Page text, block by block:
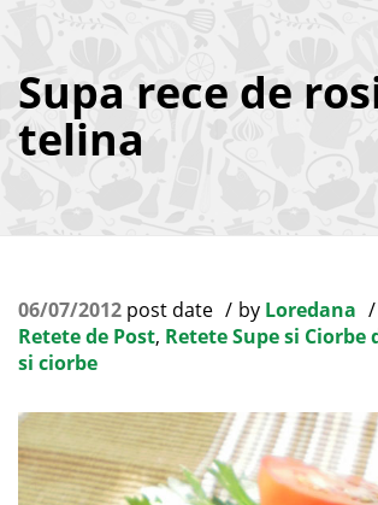
Supa rece de
telina
06/07/2012 post date by Loredana
Retete de Post, Retete Supe si Ciorbe
si ciorbe